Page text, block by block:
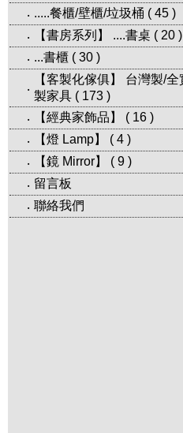
‧ .....餐櫃/壁櫃/垃圾桶 ( 45 )
‧
【書房系列】 ....書桌 ( 20 )
‧ ...書櫃 ( 30 )
‧
【客製化傢俱】 台灣製/
製家具 ( 173 )
‧
【經典家飾品】 ( 16 )
‧
【燈 Lamp】 ( 4 )
‧
【鏡 Mirror】 ( 9 )
‧ 留言板
‧ 聯絡我們